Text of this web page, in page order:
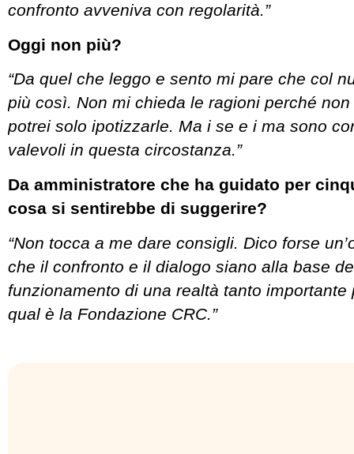
confronto avveniva con regolarità.”
Oggi non più?
“Da quel che leggo e sento mi pare che col
più così. Non mi chieda le ragioni perché
potrei solo ipotizzarle. Ma i se e i ma sono
valevoli in questa circostanza.”
Da amministratore che ha guidato per
cosa si sentirebbe di suggerire?
“Non tocca a me dare consigli. Dico forse
che il confronto e il dialogo siano alla base
funzionamento di una realtà tanto importante
qual è la Fondazione CRC.”